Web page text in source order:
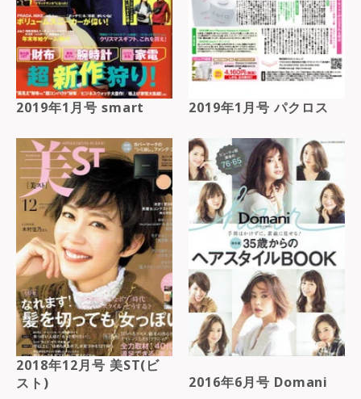
2019年1月号 smart 2019年1月号 パクロス
2018年12月号 美ST(ビ
スト)
2016年6月号 Domani